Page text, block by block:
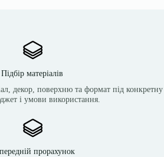
Підбір матеріалів
декор, поверхню та формат під конкретну
і умови використання.
прорахунок